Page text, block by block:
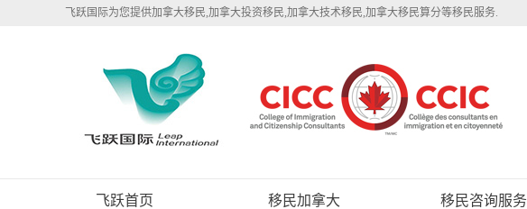
飞跃国际为您提供加拿大移民,加拿大投资移民,加拿大技术移民,加拿大移民算分等移民服务.
飞跃首页 移民加拿大 移民咨询服务